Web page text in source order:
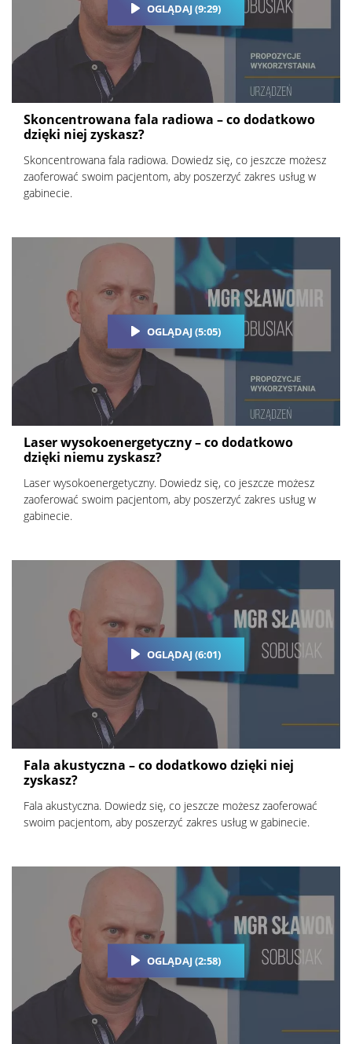
OGLĄDAJ (9:29)
Skoncentrowana fala radiowa – co dodatkowo
dzięki niej zyskasz?
Skoncentrowana fala radiowa. Dowiedz się, co jeszcze możesz
zaoferować swoim pacjentom, aby poszerzyć zakres usług w
gabinecie.
OGLĄDAJ (5:05)
Laser wysokoenergetyczny – co dodatkowo
dzięki niemu zyskasz?
Laser wysokoenergetyczny. Dowiedz się, co jeszcze możesz
zaoferować swoim pacjentom, aby poszerzyć zakres usług w
gabinecie.
OGLĄDAJ (6:01)
Fala akustyczna – co dodatkowo dzięki niej
zyskasz?
Fala akustyczna. Dowiedz się, co jeszcze możesz zaoferować
swoim pacjentom, aby poszerzyć zakres usług w gabinecie.
OGLĄDAJ (2:58)